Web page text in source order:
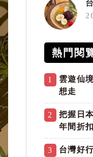
熱門閱
1
雲遊仙
想走
2
把握日
年間折
3
台灣好